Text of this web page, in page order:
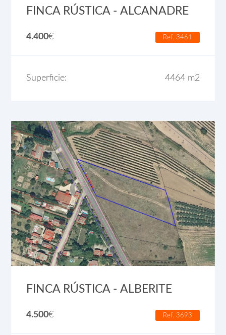
FINCA RÚSTICA - ALCANADRE
4.400€ Ref. 3461
Superficie: 4464 m2
FINCA RÚSTICA - ALBERITE
4.500€ Ref. 3693